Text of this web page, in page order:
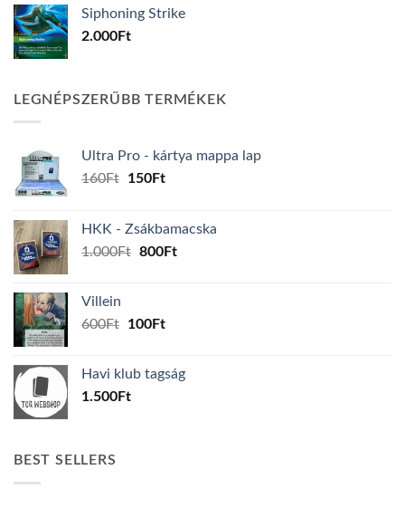
Siphoning Strike
2.000Ft
LEGNÉPSZERŰBB TERMÉKEK
Ultra Pro - kártya mappa lap
160Ft
Original
160Ft.
150FtCurrent
150Ft.
HKK - Zsákbamacska
1.000Ft Original
800FtCurrent
Villein
600Ft
Original
600Ft.
100FtCurrent
100Ft.
Havi klub tagság
1.500Ft
BEST SELLERS